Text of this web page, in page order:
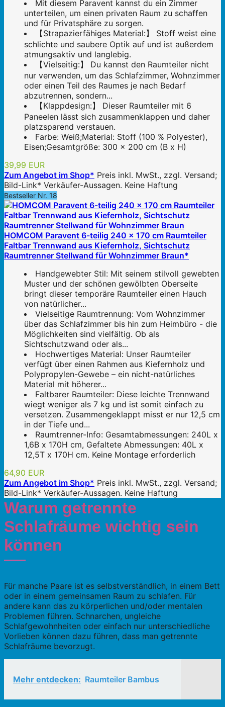
Mit diesem Paravent kannst du ein Zimmer
unterteilen, um einen privaten Raum zu schaffen
und für Privatsphäre zu sorgen.
【Strapazierfähiges Material:】 Stoff weist eine
schlichte und saubere Optik auf und ist außerdem
atmungsaktiv und langlebig.
【Vielseitig:】 Du kannst den Raumteiler nicht
nur verwenden, um das Schlafzimmer, Wohnzimmer
oder einen Teil des Raumes je nach Bedarf
abzutrennen, sondern...
【Klappdesign:】 Dieser Raumteiler mit 6
Paneelen lässt sich zusammenklappen und daher
platzsparend verstauen.
Farbe: Weiß;Material: Stoff (100 % Polyester),
Eisen;Gesamtgröße: 300 x 200 cm (B x H)
39,99 EUR
Zum Angebot im Shop* Preis inkl. MwSt., zzgl. Versand;
Bild-Link* Verkäufer-Aussagen. Keine Haftung
Bestseller Nr. 18
HOMCOM Paravent 6-teilig 240 x 170 cm Raumteiler
Faltbar Trennwand aus Kiefernholz, Sichtschutz
Raumtrenner Stellwand für Wohnzimmer Braun*
Handgewebter Stil: Mit seinem stilvoll gewebten
Muster und der schönen gewölbten Oberseite
bringt dieser temporäre Raumteiler einen Hauch
von natürlicher...
Vielseitige Raumtrennung: Vom Wohnzimmer
über das Schlafzimmer bis hin zum Heimbüro - die
Möglichkeiten sind vielfältig. Ob als
Sichtschutzwand oder als...
Hochwertiges Material: Unser Raumteiler
verfügt über einen Rahmen aus Kiefernholz und
Polypropylen-Gewebe – ein nicht-natürliches
Material mit höherer...
Faltbarer Raumteiler: Diese leichte Trennwand
wiegt weniger als 7 kg und ist somit einfach zu
versetzen. Zusammengeklappt misst er nur 12,5 cm
in der Tiefe und...
Raumtrenner-Info: Gesamtabmessungen: 240L x
1,6B x 170H cm, Gefaltete Abmessungen: 40L x
12,5T x 170H cm. Keine Montage erforderlich
64,90 EUR
Zum Angebot im Shop* Preis inkl. MwSt., zzgl. Versand;
Bild-Link* Verkäufer-Aussagen. Keine Haftung
Warum getrennte
Schlafräume wichtig sein
können
Für manche Paare ist es selbstverständlich, in einem Bett
oder in einem gemeinsamen Raum zu schlafen. Für
andere kann das zu körperlichen und/oder mentalen
Problemen führen. Schnarchen, ungleiche
Schlafgewohnheiten oder einfach nur unterschiedliche
Vorlieben können dazu führen, dass man getrennte
Schlafräume bevorzugt.
Mehr entdecken: Raumteiler Bambus